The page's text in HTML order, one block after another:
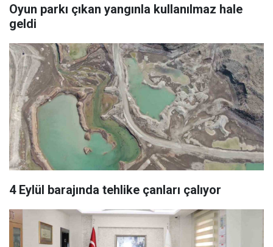
Oyun parkı çıkan yangınla kullanılmaz hale
geldi
4 Eylül barajında tehlike çanları çalıyor